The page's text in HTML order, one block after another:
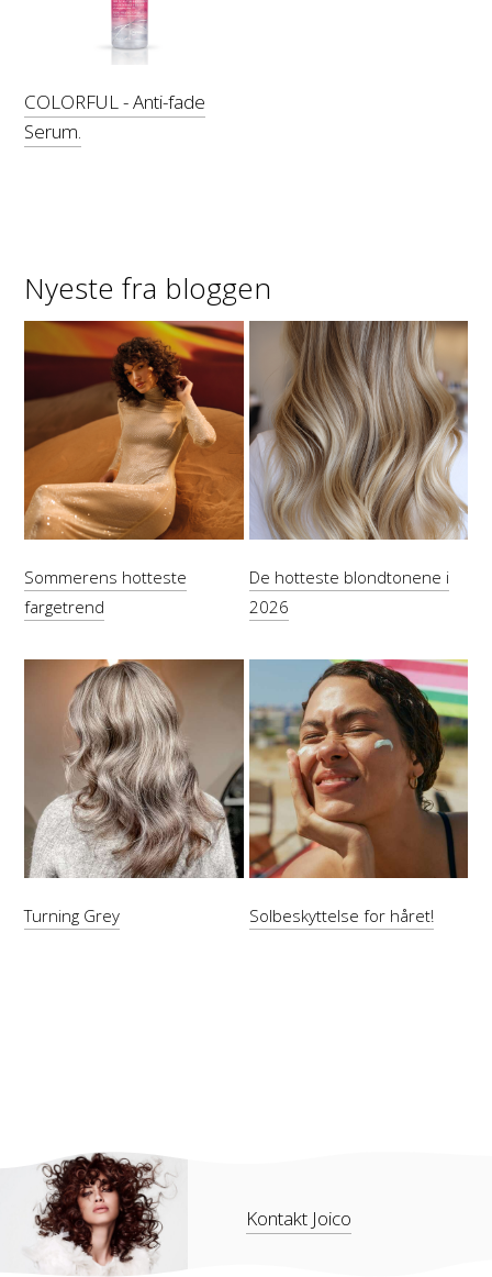
COLORFUL - Anti-fade
Serum.
Nyeste fra bloggen
Sommerens hotteste
fargetrend
De hotteste blondtonene i
2026
Turning Grey Solbeskyttelse for håret!
Kontakt Joico